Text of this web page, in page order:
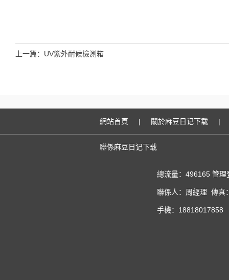
上一篇： UV紫外耐候檢測箱
網站首頁 | 關於麻豆日记下载 |
聯係麻豆日记下载
總流量：496165 管理
聯係人：周經理 傳
手機：18818017858